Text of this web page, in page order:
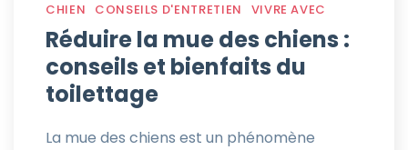
CHIEN
CONSEILS D'ENTRETIEN VIVRE AVEC
Réduire la mue des chiens :
conseils et bienfaits du
toilettage
La mue des chiens est un phénomène